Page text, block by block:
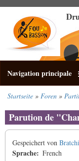
Inhalt
Navigation principale
Startseite Foren
Parution de
Gespeichert von
Sprache
French